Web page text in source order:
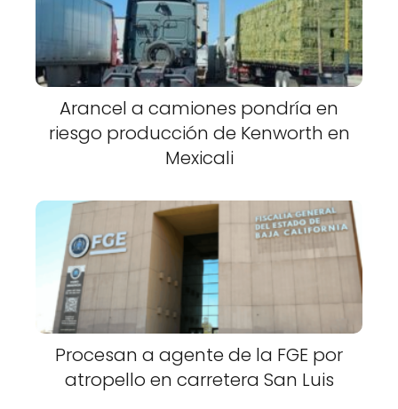
Arancel a camiones pondría en
riesgo producción de Kenworth en
Mexicali
Procesan a agente de la FGE por
atropello en carretera San Luis